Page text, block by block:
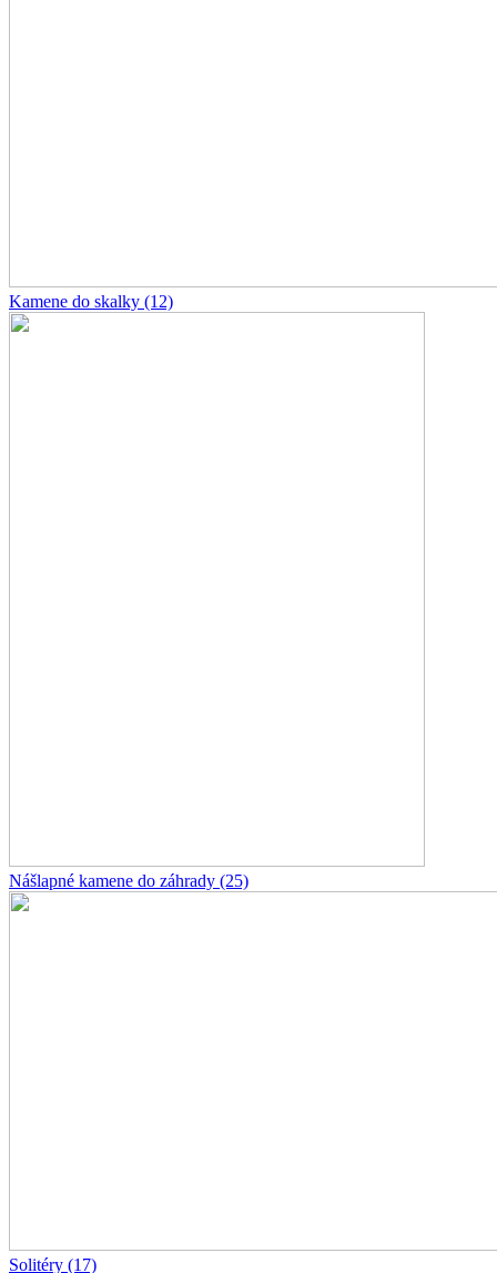
Kamene do skalky (12)
Nášlapné kamene do záhrady (25)
Solitéry (17)